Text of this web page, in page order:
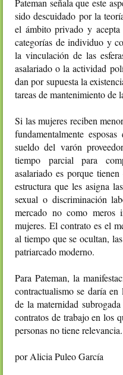
sido descuidado por la
el ámbito privado y
categorías de individuo y
la vinculación de las
asalariado o la actividad
dan por supuesta la
tareas de mantenimiento de
Si las mujeres reciben
fundamentalmente
sueldo del varón
tiempo parcial para
asalariado es porque
estructura que les asigna
sexual o discriminación
mercado no como meros
mujeres. El contrato es el
al tiempo que se ocultan,
patriarcado moderno.
Para Pateman, la
contractualismo se daría
de la maternidad
contratos de trabajo en los
personas no tiene relevancia.
por Alicia Puleo García